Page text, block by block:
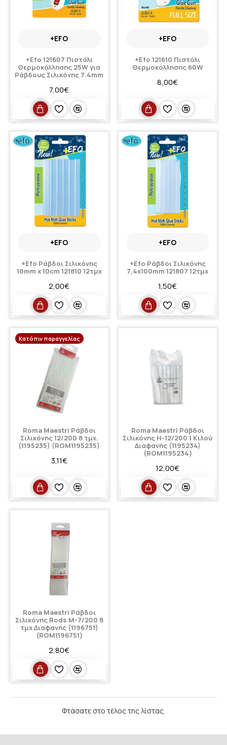
+EFO
+Efo 121607 Πιστόλι
Θερμοκόλλησης 25W για
Ράβδους Σιλικόνης 7.4mm
7,00€
+EFO
+Efo 121610 Πιστόλι
Θερμοκόλλησης 60W
8,00€
+EFO
+Efo Ράβδοι Σιλικόνης
10mm x 10cm 121810 12τμχ
2,00€
+EFO
+Efo Ράβδοι Σιλικόνης
7,4x100mm 121807 12τμχ
1,50€
Κατόπιν παραγγελίας
Roma Maestri Ράβδοι
Σιλικόνης 12/200 8 τμx.
(1195235) (ROM1195235)
3,11€
Roma Maestri Ράβδοι
Σιλικόνης H-12/200 1 Κιλού
Διαφανής (1195234)
(ROM1195234)
12,00€
Roma Maestri Ράβδοι
Σιλικόνης Rods M-7/200 8
τμχ Διαφανής (1196751)
(ROM1196751)
2,80€
Φτάσατε στο τέλος της λίστας.